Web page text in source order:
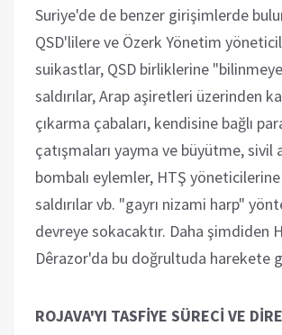
Suriye'de de benzer girişimlerde
QSD'lilere ve Özerk Yönetim
suikastlar, QSD birliklerine
saldırılar, Arap aşiretleri üzerinden
çıkarma çabaları, kendisine bağlı
çatışmaları yayma ve büyütme, sivil
bombalı eylemler, HTŞ
saldırılar vb. "gayrı nizami harp"
devreye sokacaktır. Daha şimdiden
Dêrazor'da bu doğrultuda harekete
ROJAVA'YI TASFİYE SÜRECİ VE